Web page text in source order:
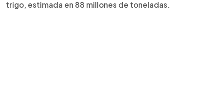
trigo, estimada en 88 millones de toneladas.